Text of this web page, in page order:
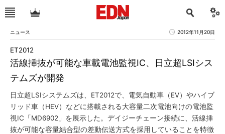
ニュース 2012年11月20日
活線挿抜が可能な車載電池監視IC、日立超LSIシス
テムズが開発
ET2012
日立超LSIシステムズは、ET2012で、電気自動車（EV）やハイブ
リッド車（HEV）などに搭載される大容量二次電池向けの電池監
視IC「MD6902」を展示した。デイジーチェーン接続に、活線挿
抜が可能な容量結合型の差動伝送方式を採用していることを特徴